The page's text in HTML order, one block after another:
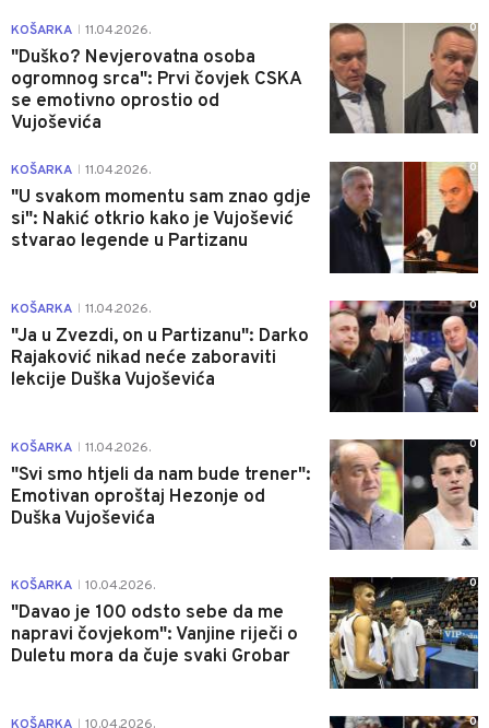
KOŠARKA 11.04.2026.
"Duško? Nevjerovatna osoba
ogromnog srca": Prvi čovjek CSKA
se emotivno oprostio od
Vujoševića
0
KOŠARKA 11.04.2026.
"U svakom momentu sam znao gdje
si": Nakić otkrio kako je Vujošević
stvarao legende u Partizanu
0
KOŠARKA 11.04.2026.
"Ja u Zvezdi, on u Partizanu": Darko
Rajaković nikad neće zaboraviti
lekcije Duška Vujoševića
0
KOŠARKA 11.04.2026.
"Svi smo htjeli da nam bude trener":
Emotivan oproštaj Hezonje od
Duška Vujoševića
0
KOŠARKA 10.04.2026.
"Davao je 100 odsto sebe da me
napravi čovjekom": Vanjine riječi o
Duletu mora da čuje svaki Grobar
0
0